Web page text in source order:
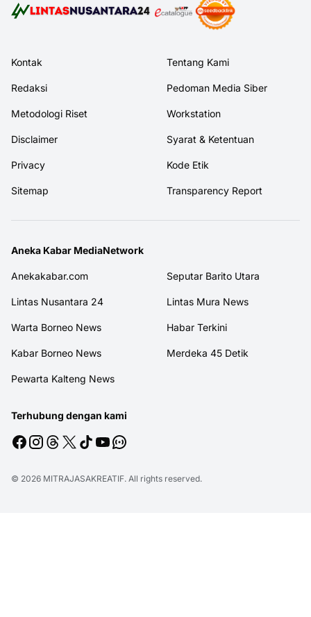
Kontak Tentang Kami
Redaksi Pedoman Media Siber
Metodologi Riset Workstation
Disclaimer Syarat & Ketentuan
Privacy Kode Etik
Sitemap Transparency Report
Aneka Kabar MediaNetwork
Anekakabar.com Seputar Barito Utara
Lintas Nusantara 24 Lintas Mura News
Warta Borneo News Habar Terkini
Kabar Borneo News Merdeka 45 Detik
Pewarta Kalteng News
Terhubung dengan kami
© 2026 MITRAJASAKREATIF. All rights reserved.